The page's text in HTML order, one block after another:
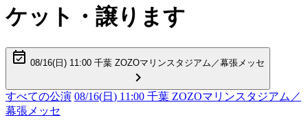
ケット・譲ります
event_available 08/16( 日 ) 11:00 千葉 ZOZOマリンスタジアム／幕張メッセ
chevron_right
すべての公演 08/16(日 ) 11:00 千葉 ZOZOマリンスタジアム／
幕張メッセ